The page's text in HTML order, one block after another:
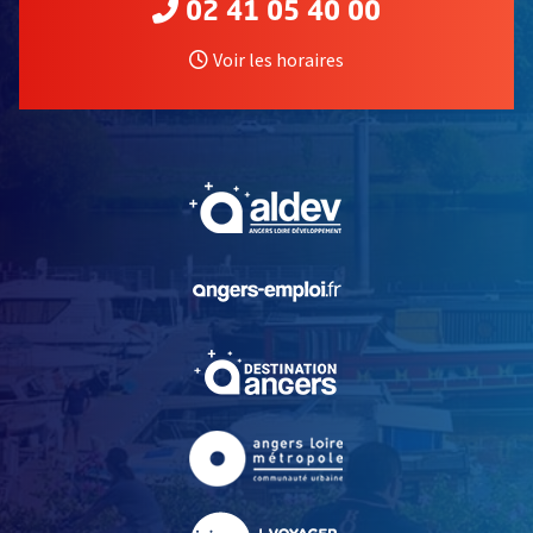
02 41 05 40 00
Voir les horaires
, Ouvre une nouvelle
, Ouvre une nouvelle